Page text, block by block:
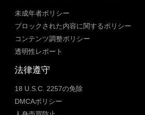
未成年者ポリシー
ブロックされた内容に関するポリシー
コンテンツ調整ポリシー
透明性レポート
法律遵守
18 U.S.C. 2257の免除
DMCAポリシー